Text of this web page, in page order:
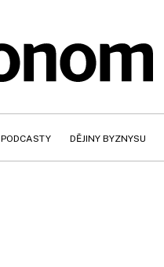
PODCASTY DĚJINY BYZNYSU